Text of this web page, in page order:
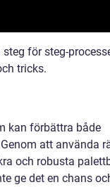
för steg-
tricks.
kan förbättra både
att använda
och robusta
ge det en chans